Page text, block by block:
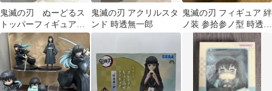
鬼滅の刃 ぬーどるス
トッパーフィギュア
時透無一郎 新品未開
鬼滅の刃 アクリルスタ
ンド 時透無一郎
鬼滅の刃 フィギュア 絆
ノ装 参拾参ノ型 時透無
一郎